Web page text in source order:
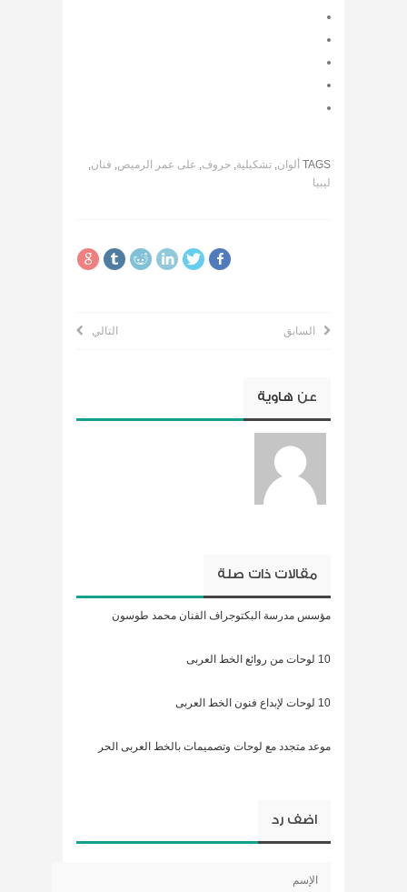
TAGS ألوان, تشكيلية, حروف, على عمر الرميص, فنان,
ليبيا
السابق التالي
عن هاوية
مقالات ذات صلة
مؤسس مدرسة البكتوجراف الفنان محمد طوسون
10 لوحات من روائع الخط العربى
10 لوحات لإبداع فنون الخط العربى
موعد متجدد مع لوحات وتصميمات بالخط العربى الحر
اضف رد